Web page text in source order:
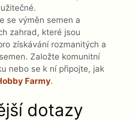
se výměn semen a
zahrad, které jsou
získávání rozmanitých a
Založte komunitní
nebo se k ní připojte, jak
Farmy.
dotazy